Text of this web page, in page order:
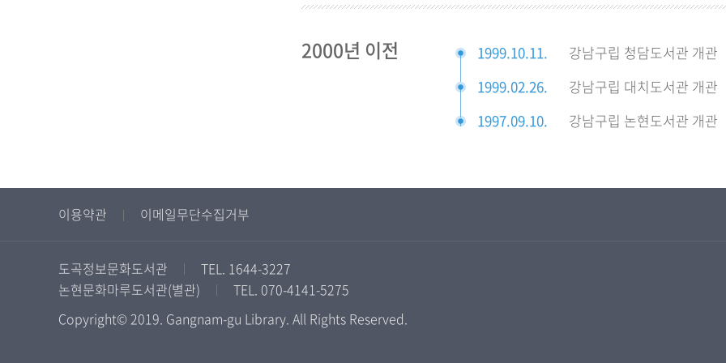
2000년 이전 1999.10.11.
강남구립 청담도서관 개관
1999.02.26.
강남구립 대치도서관 개관
1997.09.10.
강남구립 논현도서관 개관
이용약관 이메일무단수집거부
도곡정보문화도서관
TEL. 1644-3227
논현문화마루도서관(별관)
TEL. 070-4141-5275
Copyright© 2019. Gangnam-gu Library. All Rights Reserved.